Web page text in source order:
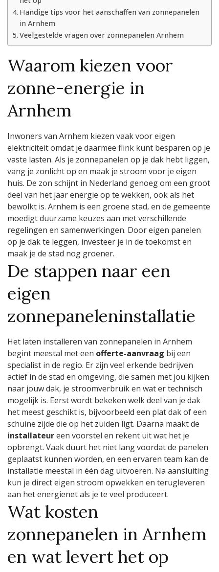
Handige tips voor het aanschaffen van zonnepanelen
in Arnhem
Veelgestelde vragen over zonnepanelen Arnhem
Waarom kiezen voor
zonne-energie in
Arnhem
Inwoners van Arnhem kiezen vaak voor eigen
elektriciteit omdat je daarmee flink kunt besparen op je
vaste lasten. Als je zonnepanelen op je dak hebt liggen,
vang je zonlicht op en maak je stroom voor je eigen
huis. De zon schijnt in Nederland genoeg om een groot
deel van het jaar energie op te wekken, ook als het
bewolkt is. Arnhem is een groene stad, en de gemeente
moedigt duurzame keuzes aan met verschillende
regelingen en samenwerkingen. Door eigen panelen
op je dak te leggen, investeer je in de toekomst en
maak je de stad nog groener.
De stappen naar een
eigen
zonnepaneleninstallatie
Het laten installeren van zonnepanelen in Arnhem
begint meestal met een offerte-aanvraag bij een
specialist in de regio. Er zijn veel erkende bedrijven
actief in de stad en omgeving, die samen met jou kijken
naar jouw dak, je stroomverbruik en wat er technisch
mogelijk is. Eerst wordt bekeken welk deel van je dak
het meest geschikt is, bijvoorbeeld een plat dak of een
schuine zijde die op het zuiden ligt. Daarna maakt de
installateureen voorstel en rekent uit wat het je
opbrengt. Vaak duurt het niet lang voordat de panelen
geplaatst kunnen worden, en een ervaren team kan de
installatie meestal in één dag uitvoeren. Na aansluiting
kun je direct eigen stroom opwekken en terugleveren
aan het energienet als je te veel produceert.
Wat kosten
zonnepanelen in Arnhem
en wat levert het op